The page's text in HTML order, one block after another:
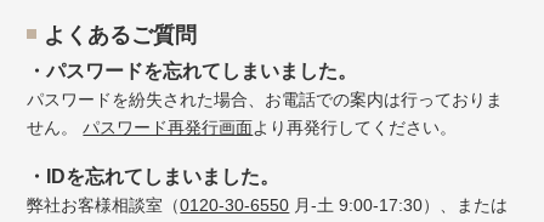
よくあるご質問
・パスワードを忘れてしまいました。
パスワードを紛失された場合、お電話での案内は行っておりま
せん。パスワード再発行画面より再発行してください。
・IDを忘れてしまいました。
弊社お客様相談室（0120-30-6550 月-土 9:00-17:30）、または